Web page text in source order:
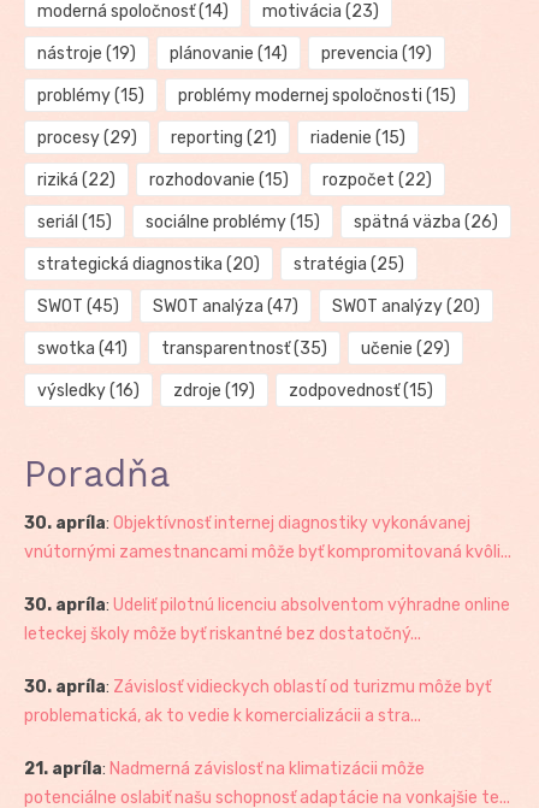
moderná spoločnosť(14) motivácia (23)
nástroje (19) plánovanie (14) prevencia (19)
problémy(15) problémy modernej spoločnosti (15)
procesy(29) reporting (21) riadenie (15)
riziká (22) rozhodovanie (15) rozpočet (22)
seriál (15) sociálne problémy(15) spätná väzba (26)
strategická diagnostika (20) stratégia (25)
SWOT (45) SWOT analýza (47) SWOT analýzy(20)
swotka (41) transparentnosť(35) učenie (29)
výsledky(16) zdroje (19) zodpovednosť(15)
Poradňa
30. apríla: Objektívnosť internej diagnostiky vykonávanej
vnútornými zamestnancami môže byť kompromitovaná kvôli...
30. apríla: Udeliť pilotnú licenciu absolventom výhradne online
leteckej školy môže byť riskantné bez dostatočný...
30. apríla: Závislosť vidieckych oblastí od turizmu môže byť
problematická, ak to vedie k komercializácii a stra...
21. apríla: Nadmerná závislosť na klimatizácii môže
potenciálne oslabiť našu schopnosť adaptácie na vonkajšie te...